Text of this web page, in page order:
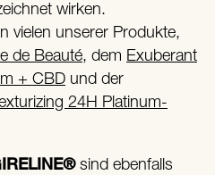
wirken.
vielen unserer Produkte,
de Beauté, dem Exuberant
+ CBD und der
24H Platinum-
sind ebenfalls